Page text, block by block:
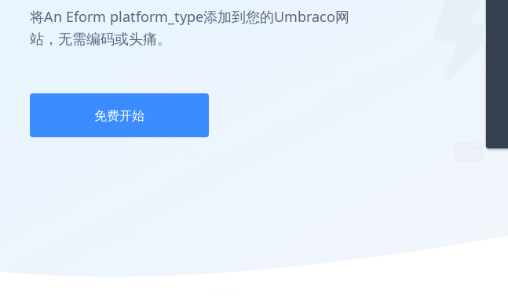
将An Eform platform_type添加到您的Umbraco网
站，无需编码或头痛。
免费开始